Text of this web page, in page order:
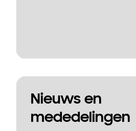
Nieuws en
mededelingen